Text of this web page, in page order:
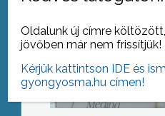
Delfin
Oldalunk új címre
jövőben már nem frissítjük!
Kérjük kattintson IDE és
gyongyosma.hu címen!